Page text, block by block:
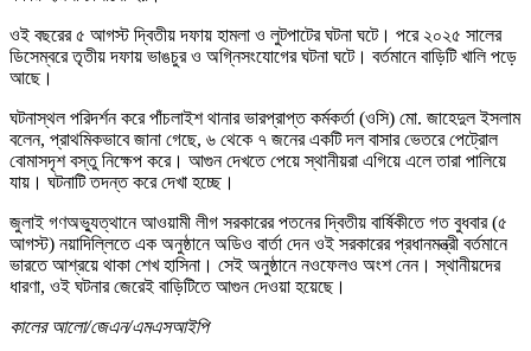
ওই বছরের ৫ আগস্ট দ্বিতীয় দফায় হামলা ও লুটপাটের ঘটনা ঘটে। পরে ২০২৫ সালের
ডিসেম্বরে তৃতীয় দফায় ভাঙচুর ও অগ্নিসংযোগের ঘটনা ঘটে। বর্তমানে বাড়িটি খালি পড়ে
আছে।
ঘটনাস্থল পরিদর্শন করে পাঁচলাইশ থানার ভারপ্রাপ্ত কর্মকর্তা (ওসি) মো. জাহেদুল ইসলাম
বলেন, প্রাথমিকভাবে জানা গেছে, ৬ থেকে ৭ জনের একটি দল বাসার ভেতরে পেট্রোল
বোমাসদৃশ বস্তু নিক্ষেপ করে। আগুন দেখতে পেয়ে স্থানীয়রা এগিয়ে এলে তারা পালিয়ে
যায়। ঘটনাটি তদন্ত করে দেখা হচ্ছে।
জুলাই গণঅভ্যুত্থানে আওয়ামী লীগ সরকারের পতনের দ্বিতীয় বার্ষিকীতে গত বুধবার (৫
আগস্ট) নয়াদিল্লিতে এক অনুষ্ঠানে অডিও বার্তা দেন ওই সরকারের প্রধানমন্ত্রী বর্তমানে
ভারতে আশ্রয়ে থাকা শেখ হাসিনা। সেই অনুষ্ঠানে নওফেলও অংশ নেন। স্থানীয়দের
ধারণা, ওই ঘটনার জেরেই বাড়িটিতে আগুন দেওয়া হয়েছে।
কালের আলো/জেএন/এমএসআইপি